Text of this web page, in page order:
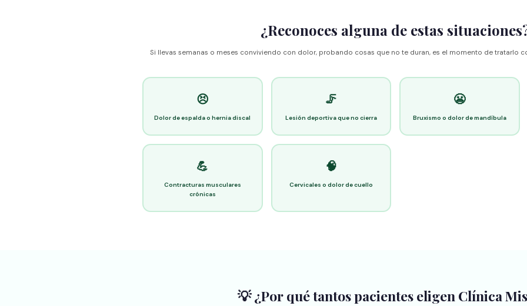
¿Reconoces alguna de estas
Si llevas semanas o meses conviviendo con dolor, probando cosas que no te duran, es el momento de tratarlo
😣
Dolor de espalda o hernia discal
🦵
Lesión deportiva que no cierra
😬
Bruxismo o dolor de mandíbula
💪
Contracturas musculares
crónicas
🧠
Cervicales o dolor de cuello
💡 ¿Por qué tantos pacientes eligen Clínica